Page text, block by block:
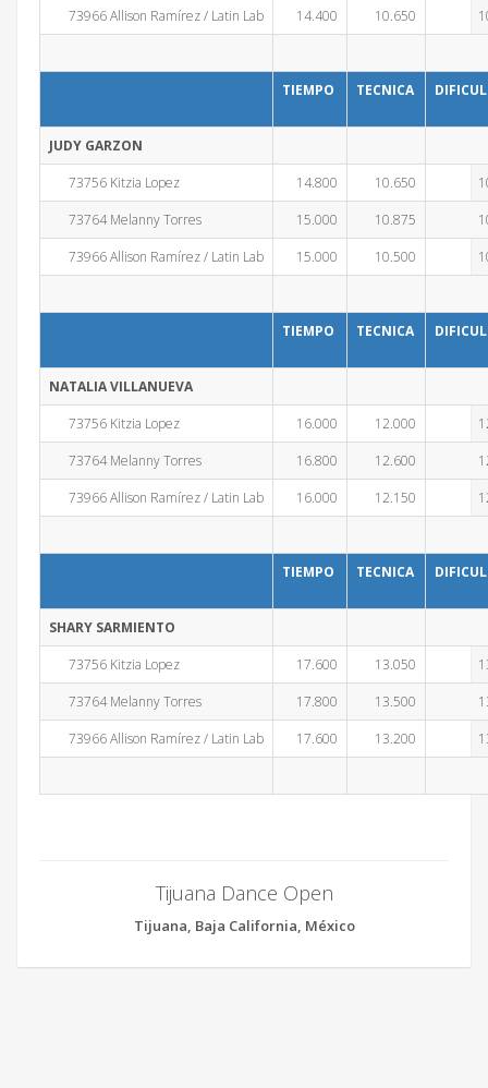
73966 Allison Ramírez / Latin Lab
14.400 10.650
TIEMPO TECNICA
JUDY GARZON
73756 Kitzia Lopez
14.800 10.650
73764 Melanny Torres
15.000 10.875
73966 Allison Ramírez / Latin Lab
15.000 10.500
TIEMPO TECNICA
NATALIA VILLANUEVA
73756 Kitzia Lopez
16.000 12.000
73764 Melanny Torres
16.800 12.600
73966 Allison Ramírez / Latin Lab
16.000 12.150
TIEMPO TECNICA
SHARY SARMIENTO
73756 Kitzia Lopez
17.600 13.050
73764 Melanny Torres
17.800 13.500
73966 Allison Ramírez / Latin Lab
17.600 13.200
Tijuana Dance Open
Tijuana, Baja California, México